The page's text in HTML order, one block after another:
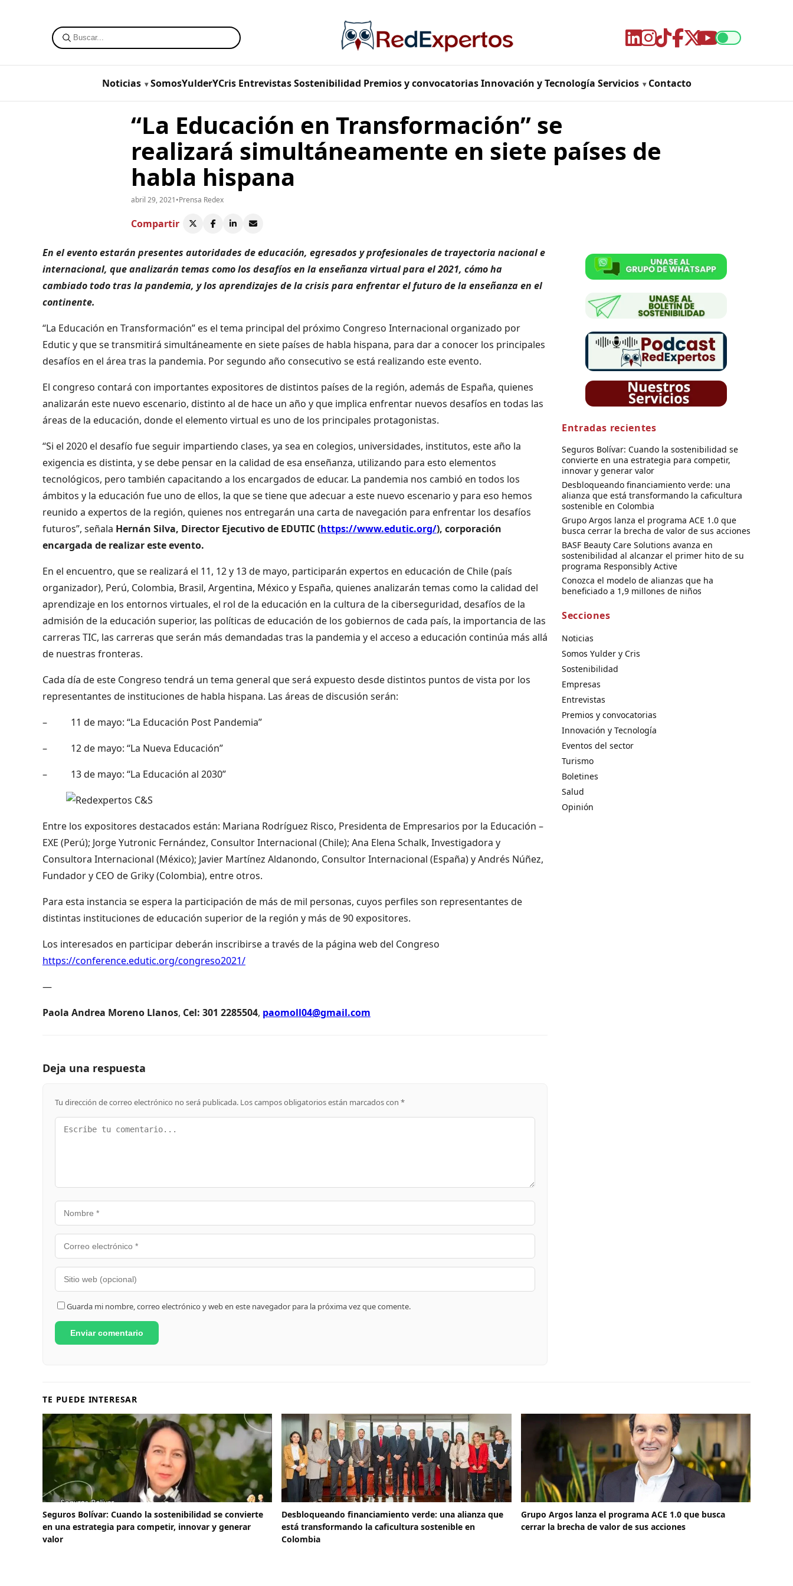
Noticias SomosYulderYCris Entrevistas Sostenibilidad Premios y convocatorias Innovación y Tecnología Servicios Contacto
“La Educación en Transformación” se
realizará simultáneamente en siete países de
habla hispana
abril 29, 2021•Prensa Redex
Compartir
En el evento estarán presentes autoridades de educación, egresados y profesionales de trayectoria nacional e
internacional, que analizarán temas como los desafíos en la enseñanza virtual para el 2021, cómo ha
cambiado todo tras la pandemia, y los aprendizajes de la crisis para enfrentar el futuro de la enseñanza en el
continente.
“La Educación en Transformación” es el tema principal del próximo Congreso Internacional organizado por
Edutic y que se transmitirá simultáneamente en siete países de habla hispana, para dar a conocer los principales
desafíos en el área tras la pandemia. Por segundo año consecutivo se está realizando este evento.
El congreso contará con importantes expositores de distintos países de la región, además de España, quienes
analizarán este nuevo escenario, distinto al de hace un año y que implica enfrentar nuevos desafíos en todas las
áreas de la educación, donde el elemento virtual es uno de los principales protagonistas.
“Si el 2020 el desafío fue seguir impartiendo clases, ya sea en colegios, universidades, institutos, este año la
exigencia es distinta, y se debe pensar en la calidad de esa enseñanza, utilizando para esto elementos
tecnológicos, pero también capacitando a los encargados de educar. La pandemia nos cambió en todos los
ámbitos y la educación fue uno de ellos, la que se tiene que adecuar a este nuevo escenario y para eso hemos
reunido a expertos de la región, quienes nos entregarán una carta de navegación para enfrentar los desafíos
futuros”, señala Hernán Silva, Director Ejecutivo de EDUTIC (https://www.edutic.org/), corporación
encargada de realizar este evento.
En el encuentro, que se realizará el 11, 12 y 13 de mayo, participarán expertos en educación de Chile (país
organizador), Perú, Colombia, Brasil, Argentina, México y España, quienes analizarán temas como la calidad del
aprendizaje en los entornos virtuales, el rol de la educación en la cultura de la ciberseguridad, desafíos de la
admisión de la educación superior, las políticas de educación de los gobiernos de cada país, la importancia de las
carreras TIC, las carreras que serán más demandadas tras la pandemia y el acceso a educación continúa más allá
de nuestras fronteras.
Cada día de este Congreso tendrá un tema general que será expuesto desde distintos puntos de vista por los
representantes de instituciones de habla hispana. Las áreas de discusión serán:
– 11 de mayo: “La Educación Post Pandemia”
– 12 de mayo: “La Nueva Educación”
– 13 de mayo: “La Educación al 2030”
Entre los expositores destacados están: Mariana Rodríguez Risco, Presidenta de Empresarios por la Educación –
EXE (Perú); Jorge Yutronic Fernández, Consultor Internacional (Chile); Ana Elena Schalk, Investigadora y
Consultora Internacional (México); Javier Martínez Aldanondo, Consultor Internacional (España) y Andrés Núñez,
Fundador y CEO de Griky (Colombia), entre otros.
Para esta instancia se espera la participación de más de mil personas, cuyos perfiles son representantes de
distintas instituciones de educación superior de la región y más de 90 expositores.
Los interesados en participar deberán inscribirse a través de la página web del Congreso
https://conference.edutic.org/congreso2021/
—
Paola Andrea Moreno Llanos, Cel: 301 2285504, paomoll04@gmail.com
Deja una respuesta
Tu dirección de correo electrónico no será publicada. Los campos obligatorios están marcados con *
Guarda mi nombre, correo electrónico y web en este navegador para la próxima vez que comente.
Entradas recientes
Seguros Bolívar: Cuando la sostenibilidad se
convierte en una estrategia para competir,
innovar y generar valor
Desbloqueando financiamiento verde: una
alianza que está transformando la caficultura
sostenible en Colombia
Grupo Argos lanza el programa ACE 1.0 que
busca cerrar la brecha de valor de sus acciones
BASF Beauty Care Solutions avanza en
sostenibilidad al alcanzar el primer hito de su
programa Responsibly Active
Conozca el modelo de alianzas que ha
beneficiado a 1,9 millones de niños
Secciones
Noticias
Somos Yulder y Cris
Sostenibilidad
Empresas
Entrevistas
Premios y convocatorias
Innovación y Tecnología
Eventos del sector
Turismo
Boletines
Salud
Opinión
TE PUEDE INTERESAR
Seguros Bolívar: Cuando la sostenibilidad se convierte
en una estrategia para competir, innovar y generar
valor
Desbloqueando financiamiento verde: una alianza que
está transformando la caficultura sostenible en
Colombia
Grupo Argos lanza el programa ACE 1.0 que busca
cerrar la brecha de valor de sus acciones